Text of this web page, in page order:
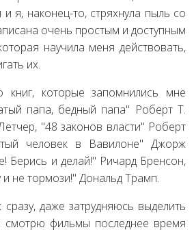
я, наконец-то, стряхнула пыль со
очень простым и доступным
научила меня действовать,
их.
книг, которые запомнились мне
папа, бедный папа" Роберт Т.
"48 законов власти" Роберт
человек в Вавилоне" Джорж
Берись и делай!" Ричард Бренсон,
не тормози!" Дональд Трамп.
даже затрудняюсь выделить
смотрю фильмы последнее время